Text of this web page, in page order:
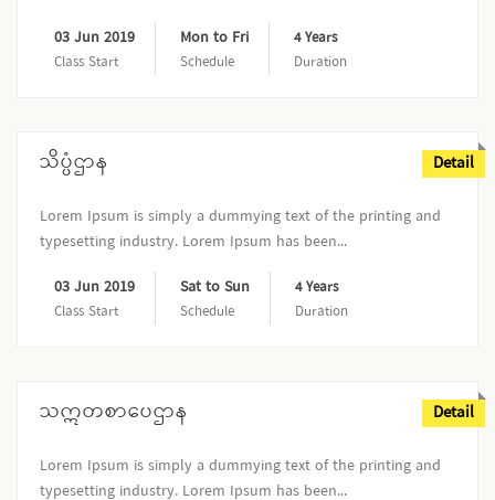
03 Jun 2019
Class Start
Mon to Fri
Schedule
4 Years
Duration
Detail
သိပ္ပံဌာန
Lorem Ipsum is simply a dummying text of the printing and
typesetting industry. Lorem Ipsum has been...
03 Jun 2019
Class Start
Sat to Sun
Schedule
4 Years
Duration
Detail
သဣတစာပေဌာန
Lorem Ipsum is simply a dummying text of the printing and
typesetting industry. Lorem Ipsum has been...